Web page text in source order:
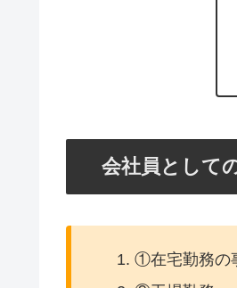
会社員として
①在宅勤務の